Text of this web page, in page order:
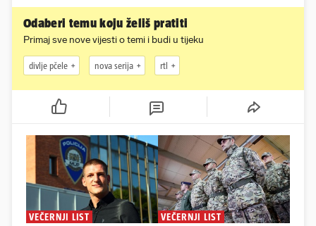
Odaberi temu koju želiš pratiti
Primaj sve nove vijesti o temi i budi u tijeku
divlje pčele nova serija rtl